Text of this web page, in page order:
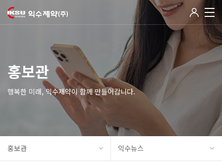
홍보관
행복한 미래, 익수제약이 함께 만들어갑니다.
홍보관 익수뉴스